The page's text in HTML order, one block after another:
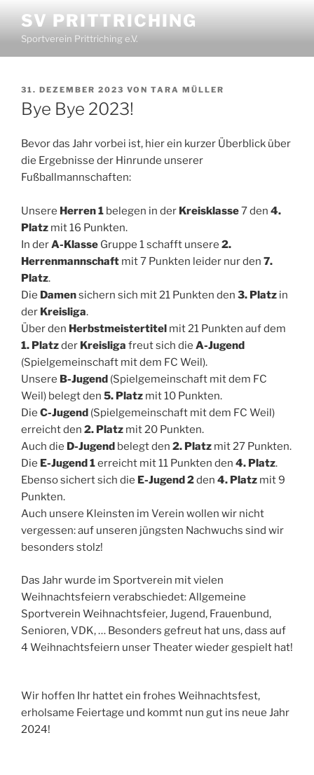
SV PRITTRICHING
Sportverein Prittriching e.V.
31. DEZEMBER 2023 VON TARA MÜLLER
Bye Bye 2023!
Bevor das Jahr vorbei ist, hier ein kurzer Überblick über
die Ergebnisse der Hinrunde unserer
Fußballmannschaften:
Unsere Herren 1 belegen in der Kreisklasse7 den 4.
Platz mit 16 Punkten.
In derA-Klasse Gruppe 1 schafft unsere 2.
Herrenmannschaft mit 7 Punkten leider nur den 7.
Platz.
Die Damensichern sich mit 21 Punkten den 3. Platz in
der Kreisliga.
Über den Herbstmeistertitel mit 21 Punkten auf dem
1. Platzder Kreisliga freut sich die A-Jugend
(Spielgemeinschaft mit dem FC Weil).
Unsere B-Jugend (Spielgemeinschaft mit dem FC
Weil) belegt den 5. Platz mit 10 Punkten.
Die C-Jugend (Spielgemeinschaft mit dem FC Weil)
erreicht den 2. Platz mit 20 Punkten.
Auch die D-Jugend belegt den 2. Platz mit 27 Punkten.
Die E-Jugend 1erreicht mit 11 Punkten den 4. Platz.
Ebenso sichert sich die E-Jugend 2den 4. Platz mit 9
Punkten.
Auch unsere Kleinsten im Verein wollen wir nicht
vergessen: auf unseren jüngsten Nachwuchs sind wir
besonders stolz!
Das Jahr wurde im Sportverein mit vielen
Weihnachtsfeiern verabschiedet: Allgemeine
Sportverein Weihnachtsfeier, Jugend, Frauenbund,
Senioren, VDK, … Besonders gefreut hat uns, dass auf
4 Weihnachtsfeiern unser Theater wieder gespielt hat!
Wir hoffen Ihr hattet ein frohes Weihnachtsfest,
erholsame Feiertage und kommt nun gut ins neue Jahr
2024!